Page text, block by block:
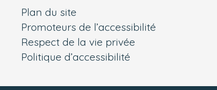
Plan du site
Promoteurs de l’accessibilité
Respect de la vie privée
Politique d’accessibilité